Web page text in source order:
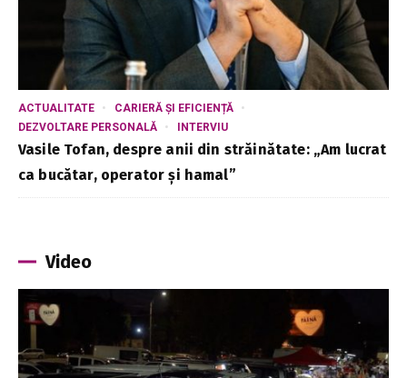
ACTUALITATE
CARIERĂ ȘI EFICIENȚĂ
DEZVOLTARE PERSONALĂ
INTERVIU
Vasile Tofan, despre anii din străinătate: „Am lucrat
ca bucătar, operator și hamal”
Video